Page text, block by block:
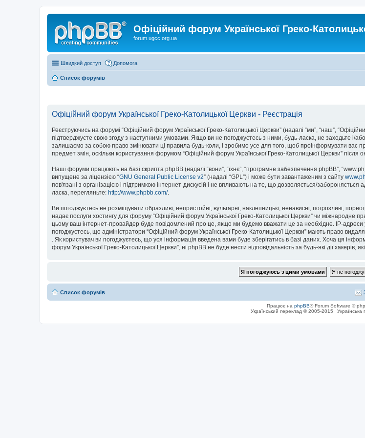
Офіційний форум Української Греко-
forum.ugcc.org.ua
Швидкий доступ Допомога
Список форумів
Офіційний форум Української Греко-Католицької Церкви - Реєстрація
Реєструючись на форумі “Офіційний форум Української Греко-Католицької Церкви” (надалі “ми”, “наш”,
підтверджуєте свою згоду з наступними умовами. Якщо ви не погоджуєтесь з ними, будь-ласка, не заходьте і/
залишаємо за собою право змінювати ці правила будь-коли, і зробимо усе для того, щоб проінформувати вас
предмет змін, оскільки користування форумом “Офіційний форум Української Греко-Католицької Церкви”
Наші форуми працюють на базі скрипта phpBB (надалі “вони”, “їхнє”, “програмне забезпечення phpBB”,
випущене за ліцензією “GNU General Public License v2” (надалі “GPL”) і може бути завантаженим з сайту
пов'язані з організацією і підтримкою інтернет-дискусій і не впливають на те, що дозволяється/
ласка, перегляньте: http://www.phpbb.com/.
Ви погоджуєтесь не розміщувати образливі, непристойні, вульгарні, наклепницькі, ненависні, погрозливі,
надає послуги хостингу для форуму “Офіційний форум Української Греко-Католицької Церкви” чи міжнародне
цьому ваш інтернет-провайдер буде повідомлений про це, якщо ми будемо вважати це за необхідне. IP-адреси
погоджуєтесь, що адміністратори “Офіційний форум Української Греко-Католицької Церкви” мають право
. Як користувач ви погоджуєтесь, що уся інформація введена вами буде зберігатись в базі даних. Хоча ця
форум Української Греко-Католицької Церкви”, ні phpBB не буде нести відповідальність за будь-які дії хакерів,
Список форумів
Працює на phpBB® Forum Software ©
Український переклад © 2005-2015
Українська